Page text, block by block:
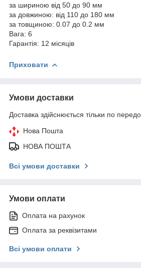
за шириною від 50 до 90 мм
за довжиною: від 110 до 180 мм
за товщиною: 0.07 до 0.2 мм
Вага: 6
Гарантія: 12 місяців
Приховати
Умови доставки
Доставка здійснюється тільки по
Нова Пошта
НОВА ПОШТА
Всі умови доставки
Умови оплати
Оплата на рахунок
Оплата за реквізитами
Всі умови оплати